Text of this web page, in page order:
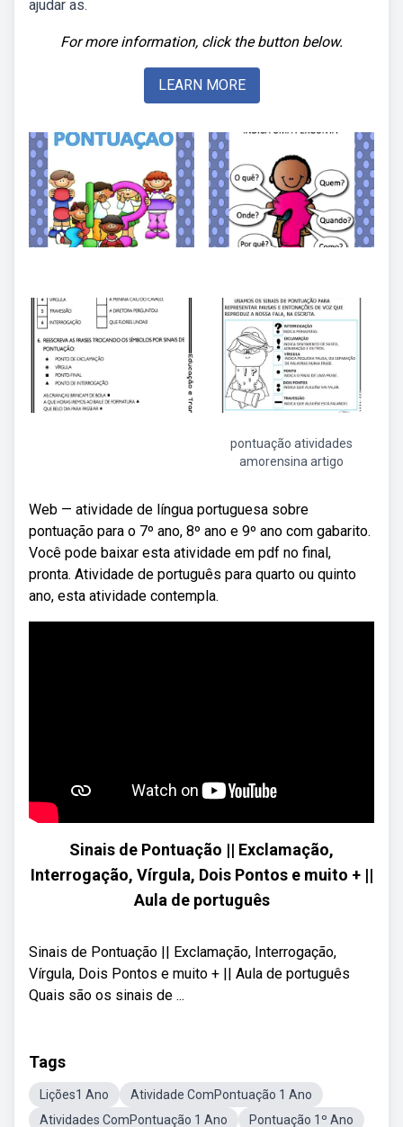
ajudar as.
For more information, click the button below.
LEARN MORE
pontuação atividades
amorensina artigo
Web — atividade de língua portuguesa sobre
pontuação para o 7º ano, 8º ano e 9º ano com gabarito.
Você pode baixar esta atividade em pdf no final,
pronta. Atividade de português para quarto ou quinto
ano, esta atividade contempla.
Sinais de Pontuação || Exclamação,
Interrogação, Vírgula, Dois Pontos e muito + ||
Aula de português
Sinais de Pontuação || Exclamação, Interrogação,
Vírgula, Dois Pontos e muito + || Aula de português
Quais são os sinais de ...
Tags
Lições1 Ano
Atividade ComPontuação 1 Ano
Atividades ComPontuação 1 Ano
Pontuação 1º Ano